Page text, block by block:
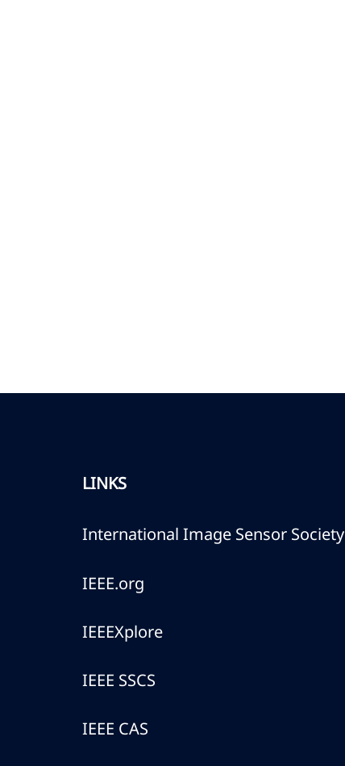
LINKS
International Image Sensor Society
IEEE.org
IEEEXplore
IEEE SSCS
IEEE CAS